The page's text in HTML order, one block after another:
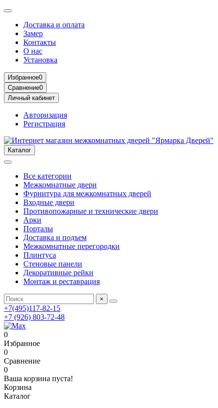
Доставка и оплата
Замер
Контакты
О нас
Установка
Избранное0
Сравнение0
Личный кабинет
Авторизация
Регистрация
Каталог
Все категории
Межкомнатные двери
Фурнитура для межкомнатных дверей
Входные двери
Противопожарные и технические двери
Арки
Порталы
Доставка и подъем
Межкомнатные перегородки
Плинтуса
Стеновые панели
Декоративные рейки
Монтаж и реставрация
×
+7(495)117-82-15
+7 (926) 803-72-48
0
Избранное
0
Сравнение
0
Ваша корзина пуста!
Корзина
Каталог